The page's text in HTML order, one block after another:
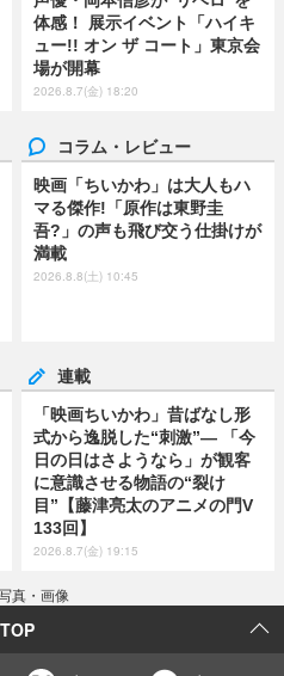
体感！ 展示イベント「ハイキ
ュー!! オン ザ コート」東京会
場が開幕
2026.8.7(金) 18:20
コラム・レビュー
映画「ちいかわ」は大人もハ
マる傑作!「原作は東野圭
吾?」の声も飛び交う仕掛けが
満載
2026.8.8(土) 10:45
連載
「映画ちいかわ」昔ばなし形
式から逸脱した“刺激”― 「今
日の日はさようなら」が観客
に意識させる物語の“裂け
目”【藤津亮太のアニメの門V
133回】
2026.8.7(金) 19:15
真・画像
TOP